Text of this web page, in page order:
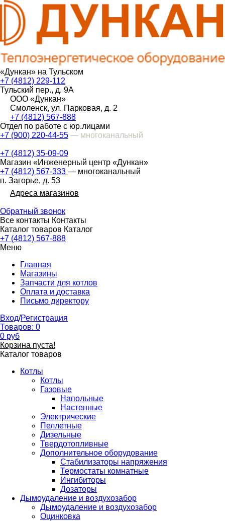
«Дункан» на Тульском
+7 (4812) 229-112
Тульский пер., д. 9А
ООО «Дункан»
Смоленск, ул. Парковая, д. 2
+7 (4812) 567-888
Отдел по работе с юр.лицами
+7 (900) 220-44-55 — многоканальный
+7 (4812) 35-09-09
Магазин «Инженерный центр «Дункан»
+7 (4812) 567-333 — многоканальный
п. Загорье, д. 53
Адреса магазинов
Обратный звонок
Все контакты Контакты
Каталог товаров Каталог
+7 (4812) 567-888
Меню
Главная
Магазины
Запчасти для котлов
Оплата и доставка
Письмо директору
Вход/Регистрация
Товаров: 0
0 руб
Корзина пуста!
Каталог товаров
Котлы
Котлы
Газовые
Напольные
Настенные
Электрические
Пеллетные
Дизельные
Твердотопливные
Дополнительное оборудование
Стабилизаторы напряжения
Термостаты комнатные
Ингибиторы
Дозаторы
Дымоудаление и воздухозабор
Дымоудаление и воздухозабор
Оцинковка